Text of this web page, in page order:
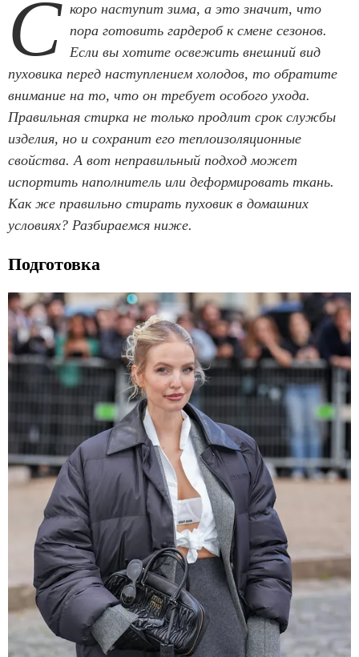
С коро наступит зима, а это значит, что
пора готовить гардероб к смене сезонов.
Если вы хотите освежить внешний вид
пуховика перед наступлением холодов, то обратите
внимание на то, что он требует особого ухода.
Правильная стирка не только продлит срок службы
изделия, но и сохранит его теплоизоляционные
свойства. А вот неправильный подход может
испортить наполнитель или деформировать ткань.
Как же правильно стирать пуховик в домашних
условиях? Разбираемся ниже.
Подготовка